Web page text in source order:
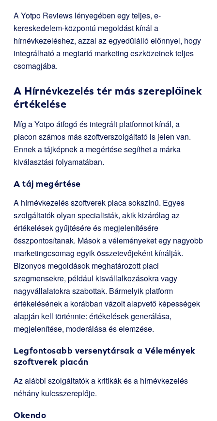
A Yotpo Reviews lényegében egy teljes, e-
kereskedelem-központú megoldást kínál a
hírnévkezeléshez, azzal az egyedülálló előnnyel, hogy
integrálható a megtartó marketing eszközeinek teljes
csomagjába.
A Hírnévkezelés tér más szereplőinek
értékelése
Míg a Yotpo átfogó és integrált platformot kínál, a
piacon számos más szoftverszolgáltató is jelen van.
Ennek a tájképnek a megértése segíthet a márka
kiválasztási folyamatában.
A táj megértése
A hírnévkezelés szoftverek piaca sokszínű. Egyes
szolgáltatók olyan specialisták, akik kizárólag az
értékelések gyűjtésére és megjelenítésére
összpontosítanak. Mások a véleményeket egy nagyobb
marketingcsomag egyik összetevőjeként kínálják.
Bizonyos megoldások meghatározott piaci
szegmensekre, például kisvállalkozásokra vagy
nagyvállalatokra szabottak. Bármelyik platform
értékelésének a korábban vázolt alapvető képességek
alapján kell történnie: értékelések generálása,
megjelenítése, moderálása és elemzése.
Legfontosabb versenytársak a Vélemények
szoftverek piacán
Az alábbi szolgáltatók a kritikák és a hírnévkezelés
néhány kulcsszereplője.
Okendo